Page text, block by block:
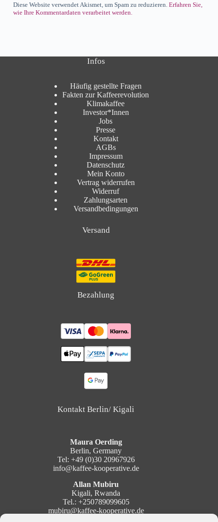
Diese Website verwendet Akismet, um Spam zu reduzieren. Erfahren Sie,
wie Ihre Kommentardaten verarbeitet werden.
Infos
Häufig gestellte Fragen
Fakten zur Kaffeerevolution
Klimakaffee
Investor*Innen
Jobs
Presse
Kontakt
AGBs
Impressum
Datenschutz
Mein Konto
Vertrag widerrufen
Widerruf
Zahlungsarten
Versandbedingungen
Versand
Bezahlung
Kontakt Berlin/ Kigali
Maura Oerding
Berlin, Germany
Tel: +49 (0)30 20967926
info@kaffee-kooperative.de
Allan Mubiru
Kigali, Rwanda
Tel.: +250789099605
mubiru@kaffee-kooperative.de